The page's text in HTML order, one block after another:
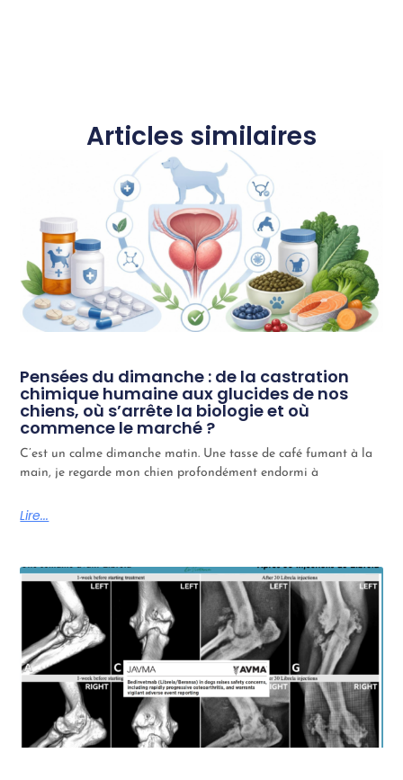
Articles similaires
Pensées du dimanche : de la castration
chimique humaine aux glucides de nos
chiens, où s’arrête la biologie et où
commence le marché ?
C’est un calme dimanche matin. Une tasse de café fumant à la
main, je regarde mon chien profondément endormi à
Lire...